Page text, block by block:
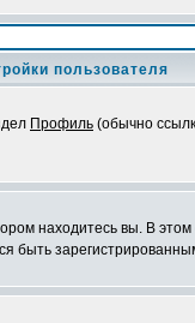
пользователя
Профиль (обычно
находитесь вы. В
быть